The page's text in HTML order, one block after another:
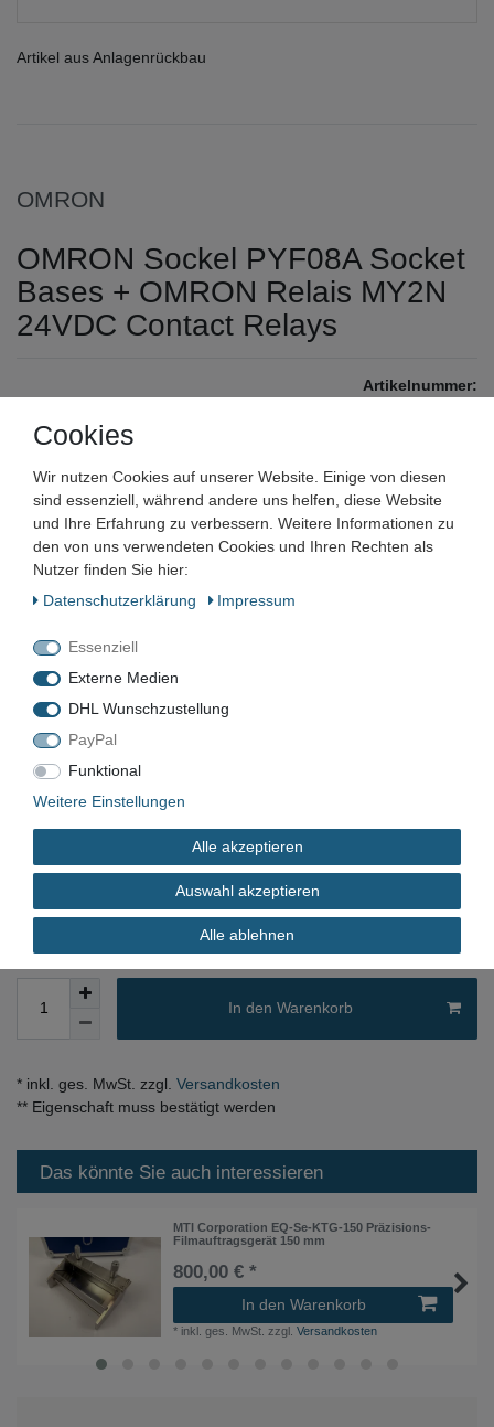
Artikel aus Anlagenrückbau
OMRON
OMRON Sockel PYF08A Socket
Bases + OMRON Relais MY2N
24VDC Contact Relays
Artikelnummer:
4,74 EUR *
Inhalt1
Grundpreis4,74 € / Stück
In den Warenkorb
* inkl. ges. MwSt. zzgl. Versandkosten
** Eigenschaft muss bestätigt werden
Das könnte Sie auch interessieren
MTI Corporation EQ-Se-KTG-150 Präzisions-
Filmauftragsgerät 150 mm
800,00 € *
In den Warenkorb
* inkl. ges. MwSt. zzgl.Versandkosten
Cookies
Wir nutzen Cookies auf unserer Website. Einige von diesen
sind essenziell, während andere uns helfen, diese Website
und Ihre Erfahrung zu verbessern. Weitere Informationen zu
den von uns verwendeten Cookies und Ihren Rechten als
Nutzer finden Sie hier:
Daten­schutz­erklärung
Impressum
Essenziell
Externe Medien
DHL Wunschzustellung
PayPal
Funktional
Weitere Einstellungen
Alle akzeptieren
Auswahl akzeptieren
Alle ablehnen